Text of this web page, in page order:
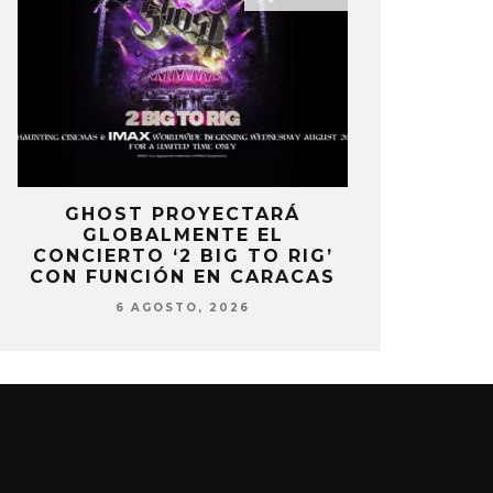
GHOST PROYECTARÁ
GLOBALMENTE EL
CONCIERTO ‘2 BIG TO RIG’
CON FUNCIÓN EN CARACAS
6 AGOSTO, 2026